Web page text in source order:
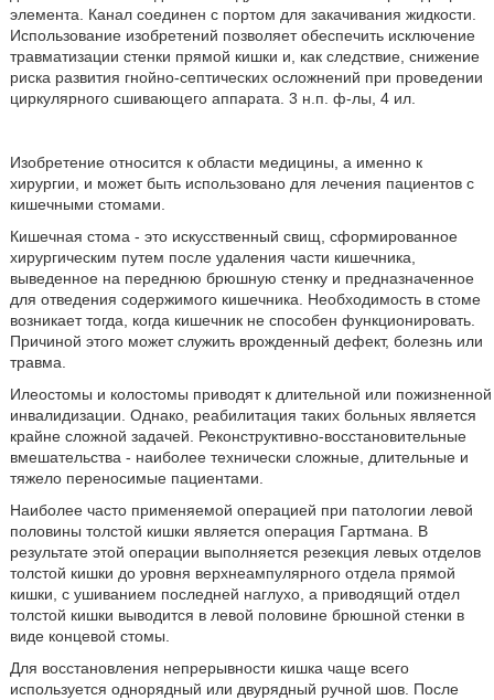
элемента. Канал соединен с портом для закачивания жидкости.
Использование изобретений позволяет обеспечить исключение
травматизации стенки прямой кишки и, как следствие, снижение
риска развития гнойно-септических осложнений при проведении
циркулярного сшивающего аппарата. 3 н.п. ф-лы, 4 ил.
Изобретение относится к области медицины, а именно к
хирургии, и может быть использовано для лечения пациентов с
кишечными стомами.
Кишечная стома - это искусственный свищ, сформированное
хирургическим путем после удаления части кишечника,
выведенное на переднюю брюшную стенку и предназначенное
для отведения содержимого кишечника. Необходимость в стоме
возникает тогда, когда кишечник не способен функционировать.
Причиной этого может служить врожденный дефект, болезнь или
травма.
Илеостомы и колостомы приводят к длительной или пожизненной
инвалидизации. Однако, реабилитация таких больных является
крайне сложной задачей. Реконструктивно-восстановительные
вмешательства - наиболее технически сложные, длительные и
тяжело переносимые пациентами.
Наиболее часто применяемой операцией при патологии левой
половины толстой кишки является операция Гартмана. В
результате этой операции выполняется резекция левых отделов
толстой кишки до уровня верхнеампулярного отдела прямой
кишки, с ушиванием последней наглухо, а приводящий отдел
толстой кишки выводится в левой половине брюшной стенки в
виде концевой стомы.
Для восстановления непрерывности кишка чаще всего
используется однорядный или двурядный ручной шов. После